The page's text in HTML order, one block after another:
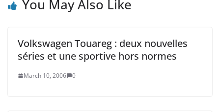
You May Also Like
Volkswagen Touareg : deux nouvelles
séries et une sportive hors normes
March 10, 2006 0